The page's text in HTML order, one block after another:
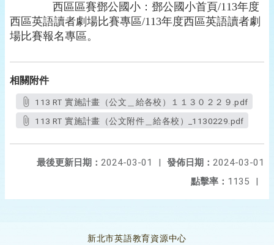
西區區賽鄧公國小：鄧公國小首頁/113年度
西區英語讀者劇場比賽專區/113年度西區英語讀者劇
場比賽報名專區。
相關附件
113 RT 實施計畫（公文＿給各校）１１３０２２９.pdf
113 RT 實施計畫（公文附件＿給各校）_1130229.pdf
發佈日期： 2024-03-01
最後更新日期： 2024-03-01
|
點擊率： 1135 |
新北市英語教育資源中心